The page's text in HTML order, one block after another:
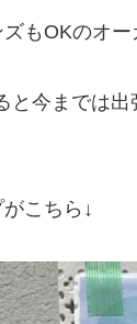
もOKのオ
と今までは
こちら↓